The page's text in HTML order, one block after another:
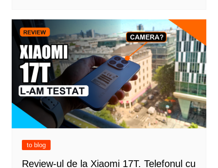
to blog
Review-ul de la Xiaomi 17T. Telefonul cu